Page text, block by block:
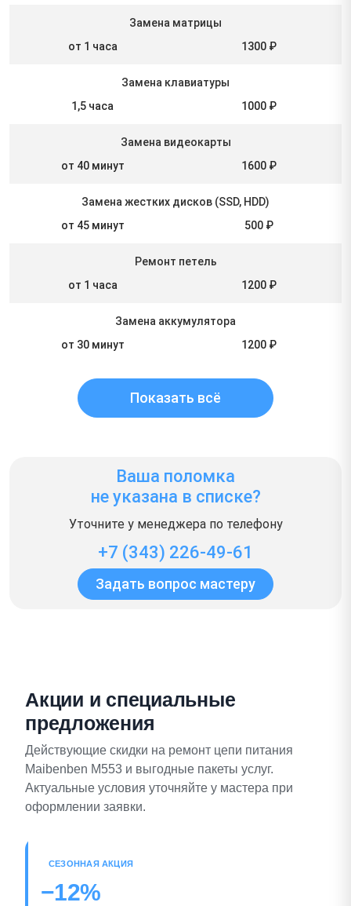
Замена матрицы
от 1 часа
1300 ₽
Замена клавиатуры
1,5 часа
1000 ₽
Замена видеокарты
от 40 минут
1600 ₽
Замена жестких дисков (SSD, HDD)
от 45 минут
500 ₽
Ремонт петель
от 1 часа
1200 ₽
Замена аккумулятора
от 30 минут
1200 ₽
Показать всё
Ваша поломка
не указана в списке?
Уточните у менеджера по телефону
+7 (343) 226-49-61
Задать вопрос мастеру
Акции и специальные
предложения
Действующие скидки на ремонт цепи питания
Maibenben M553 и выгодные пакеты услуг.
Актуальные условия уточняйте у мастера при
оформлении заявки.
СЕЗОННАЯ АКЦИЯ
−12%